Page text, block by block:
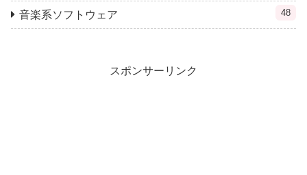
音楽系ソフトウェア 48
スポンサーリンク